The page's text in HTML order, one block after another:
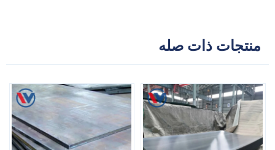
منتجات ذات صله